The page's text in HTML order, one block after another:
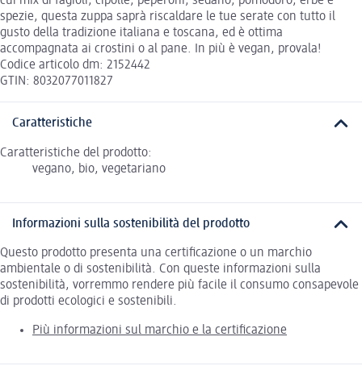
spezie, questa zuppa saprà riscaldare le tue serate con tutto il
gusto della tradizione italiana e toscana, ed è ottima
accompagnata ai crostini o al pane. In più è vegan, provala!
Codice articolo dm: 2152442
GTIN: 8032077011827
Caratteristiche
Caratteristiche del prodotto:
vegano, bio, vegetariano
Informazioni sulla sostenibilità del prodotto
Questo prodotto presenta una certificazione o un marchio
ambientale o di sostenibilità. Con queste informazioni sulla
sostenibilità, vorremmo rendere più facile il consumo consapevole
di prodotti ecologici e sostenibili.
Più informazioni sul marchio e la certificazione